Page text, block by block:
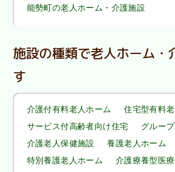
能勢町の老人ホーム・介護施設
施設の種類で老人ホーム・
す
介護付有料老人ホーム
住宅型有料
サービス付高齢者向け住宅
グルー
介護老人保健施設
養護老人ホーム
特別養護老人ホーム
介護療養型医